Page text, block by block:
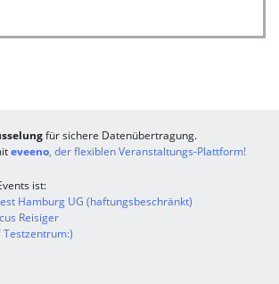
für sichere Datenübertragung.
eveeno, der flexiblen Veranstaltungs-Plattform!
ist:
Hamburg UG (haftungsbeschränkt)
Reisiger
Testzentrum:)